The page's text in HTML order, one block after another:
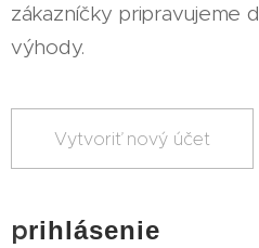
zákazníčky pripravujeme
výhody.
Vytvoriť nový účet
prihlásenie